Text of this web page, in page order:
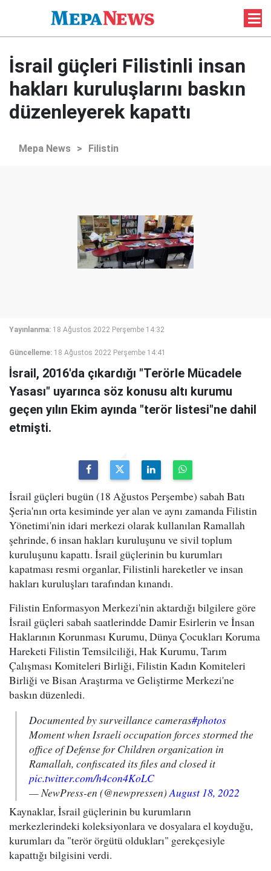
İsrail güçleri Filistinli insan
hakları kuruluşlarını baskın
düzenleyerek kapattı
Mepa News > Filistin
Yayınlanma: 18 Ağustos 2022 Perşembe 14:32
Güncelleme: 18 Ağustos 2022 Perşembe 14:41
İsrail, 2016'da çıkardığı "Terörle Mücadele
Yasası" uyarınca söz konusu altı kurumu
geçen yılın Ekim ayında "terör listesi"ne dahil
etmişti.
İsrail güçleri bugün (18 Ağustos Perşembe) sabah Batı
Şeria'nın orta kesiminde yer alan ve aynı zamanda Filistin
Yönetimi'nin idari merkezi olarak kullanılan Ramallah
şehrinde, 6 insan hakları kuruluşunu ve sivil toplum
kuruluşunu kapattı. İsrail güçlerinin bu kurumları
kapatması resmi organlar, Filistinli hareketler ve insan
hakları kuruluşları tarafından kınandı.
Filistin Enformasyon Merkezi'nin aktardığı bilgilere göre
İsrail güçleri sabah saatlerindde Damir Esirlerin ve İnsan
Haklarının Korunması Kurumu, Dünya Çocukları Koruma
Hareketi Filistin Temsilciliği, Hak Kurumu, Tarım
Çalışması Komiteleri Birliği, Filistin Kadın Komiteleri
Birliği ve Bisan Araştırma ve Geliştirme Merkezi'ne
baskın düzenledi.
Documented by surveillance cameras#photos
Moment when Israeli occupation forces stormed the
office of Defense for Children organization in
Ramallah, confiscated its files and closed it
pic.twitter.com/h4con4KoLC
— NewPress-en (@newpressen)August 18, 2022
Kaynaklar, İsrail güçlerinin bu kurumların
merkezlerindeki koleksiyonlara ve dosyalara el koyduğu,
kurumları da "terör örgütü oldukları" gerekçesiyle
kapattığı bilgisini verdi.